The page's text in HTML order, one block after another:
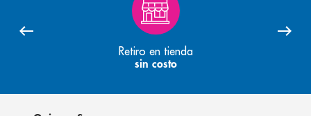
Retiro en tienda
sin costo